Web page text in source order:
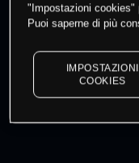
I prezzi sono solo
dati di mercato
"Impostazioni cookies"
Puoi saperne di più
IMPOSTAZIONI
COOKIES